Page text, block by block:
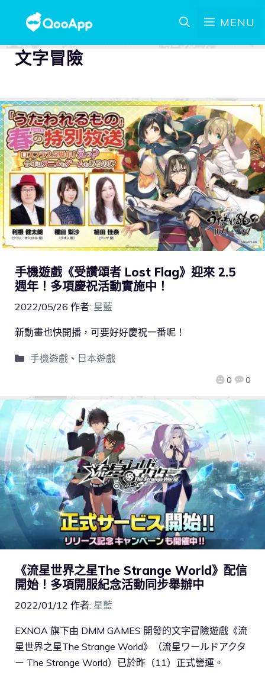
MENU
文字冒險
手機遊戲《受讚頌者 Lost Flag》迎來 2.5
週年！多項慶祝活動實施中！
2022/05/26 作者: 星藍
0 0
新動畫也快開播，可要好好慶祝一番呢！
手機遊戲、 日本遊戲
《流星世界之星The Strange World》配信
開始！多項開服紀念活動同步舉辦中
2022/01/12 作者: 星藍
EXNOA 旗下由 DMM GAMES 開發的文字冒險遊戲《流
星世界之星The Strange World》（流星ワールドアクタ
ー The Strange World）已於昨（11）正式營運。